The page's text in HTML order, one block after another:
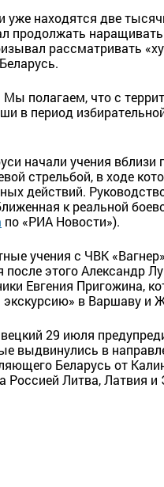
находятся две
наращивать
рассматривать
полагаем, что с
в период
начали учения вблизи
стрельбой, в ходе
действий.
к реальной
по «РИА Новости»).
учения с ЧВК
этого Александр
Евгения Пригожина,
экскурсию» в Варшаву и
29 июля
выдвинулись в
Беларусь от
Россией Литва, Латвия